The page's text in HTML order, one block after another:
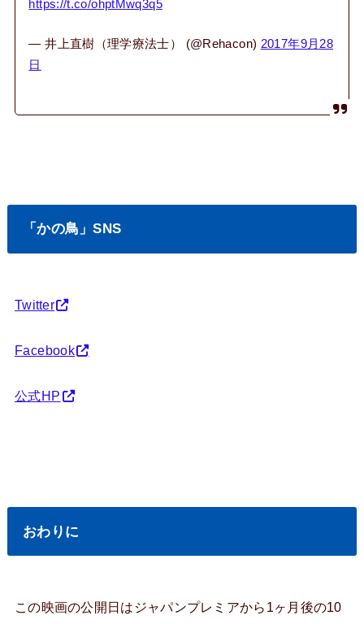
https://t.co/ohptMwq3q5
— 井上直樹（理学療法士） (@Rehacon) 2017年9月28
日
「かの鳥」SNS
Twitter
Facebook
公式HP
おわりに
この映画の公開日はジャパンプレミアから1ヶ月後の10